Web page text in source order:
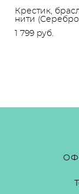
Крестик,
нити (Серебро
1 799 pуб.